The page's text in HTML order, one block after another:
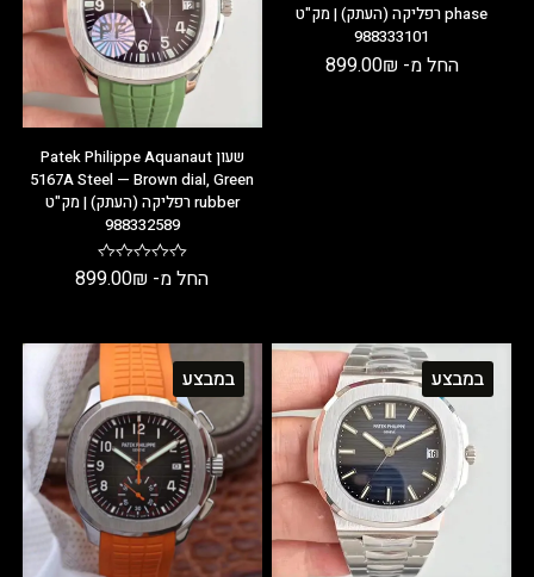
phase רפליקה (העתק) | מק"ט
988333101
החל מ- 899.00₪
שעון Patek Philippe Aquanaut
5167A Steel — Brown dial, Green
rubber רפליקה (העתק) | מק"ט
988332589
החל מ- 899.00₪
במבצע במבצע